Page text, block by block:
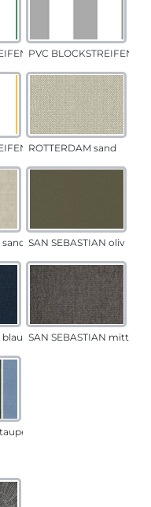
grün
PVC BLOCKSTREIFEN
gelb
ROTTERDAM sand
SAN SEBASTIAN oliv
blau SAN SEBASTIAN